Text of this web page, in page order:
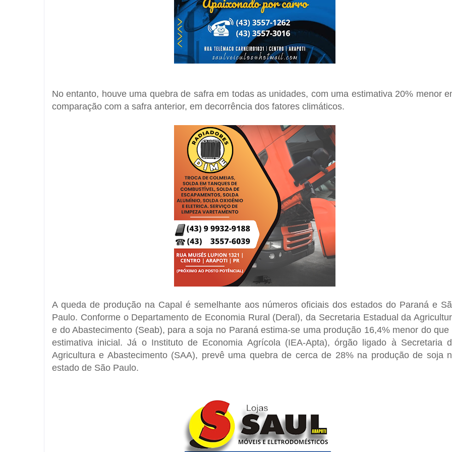
No entanto, houve uma quebra de safra em todas as unidades, com uma estimativa 20% menor
comparação com a safra anterior, em decorrência dos fatores climáticos.
A queda de produção na Capal é semelhante aos números oficiais dos estados do Paraná e
Paulo. Conforme o Departamento de Economia Rural (Deral), da Secretaria Estadual da
e do Abastecimento (Seab), para a soja no Paraná estima-se uma produção 16,4% menor do que
estimativa inicial. Já o Instituto de Economia Agrícola (IEA-Apta), órgão ligado à Secretaria
Agricultura e Abastecimento (SAA), prevê uma quebra de cerca de 28% na produção de soja
estado de São Paulo.